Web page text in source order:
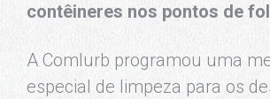
contêineres nos pontos de
A Comlurb programou uma
especial de limpeza para os